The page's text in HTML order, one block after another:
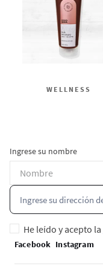
WELLNESS
Ingrese su nombre
He leído y acepto la